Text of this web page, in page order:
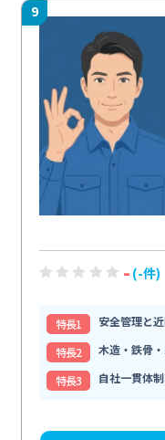
9
- (-件)
特⻑1
安全管理と
特⻑2
木造・鉄骨
特⻑3
自社一貫体